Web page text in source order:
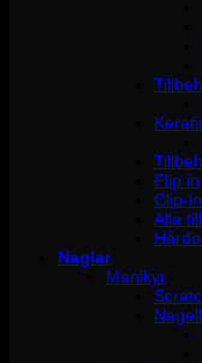
Flip in
Clip-in
Alla
Naglar
Manikyr